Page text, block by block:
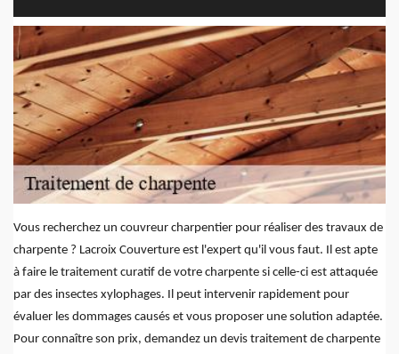
Vous recherchez un couvreur charpentier pour réaliser des travaux de
charpente ? Lacroix Couverture est l'expert qu'il vous faut. Il est apte
à faire le traitement curatif de votre charpente si celle-ci est attaquée
par des insectes xylophages. Il peut intervenir rapidement pour
évaluer les dommages causés et vous proposer une solution adaptée.
Pour connaître son prix, demandez un devis traitement de charpente